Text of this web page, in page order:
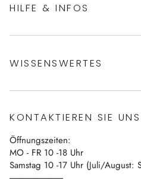
HILFE & INFOS
Datenschutz
Impressum
Vertrag widerrufen
WISSENSWERTES
Blog
Kontakt
KONTAKTIEREN SIE UNS
Öffnungszeiten:
MO - FR 10 -18 Uhr
Samstag 10 -17 Uhr (Juli/August: